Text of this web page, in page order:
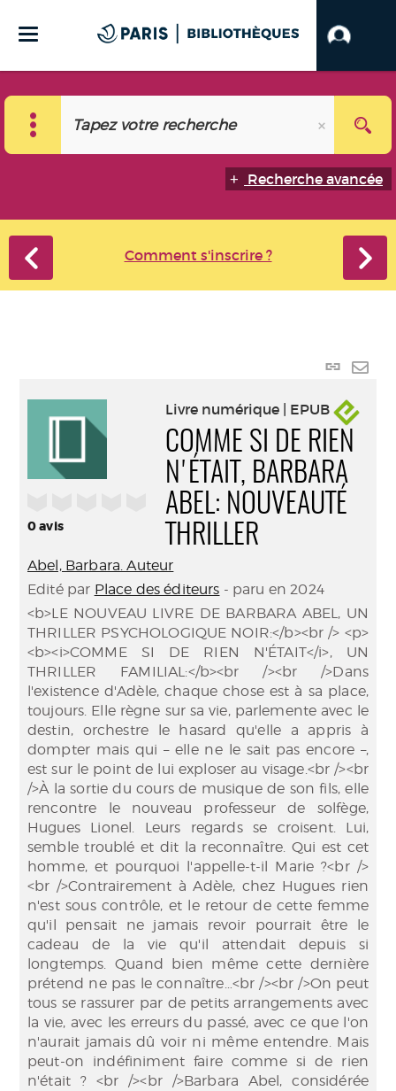
Recherche avancée
Comment s'inscrire ?
Lien
0avis
Livre numérique | EPUB
COMME SI DE RIEN
N'ÉTAIT, BARBARA
ABEL: NOUVEAUTÉ
THRILLER
Abel, Barbara. Auteur
Edité par Place des éditeurs - paru en 2024
<b>LE NOUVEAU LIVRE DE BARBARA ABEL, UN
THRILLER PSYCHOLOGIQUE NOIR:</b><br /> <p>
<b><i>COMME SI DE RIEN N'ÉTAIT</i>, UN
THRILLER FAMILIAL:</b><br /><br />Dans
l'existence d'Adèle, chaque chose est à sa place,
toujours. Elle règne sur sa vie, parlemente avec le
destin, orchestre le hasard qu'elle a appris à
dompter mais qui – elle ne le sait pas encore –,
est sur le point de lui exploser au visage.<br /><br
/>À la sortie du cours de musique de son fils, elle
rencontre le nouveau professeur de solfège,
Hugues Lionel. Leurs regards se croisent. Lui,
semble troublé et dit la reconnaître. Qui est cet
homme, et pourquoi l'appelle-t-il Marie ?<br />
<br />Contrairement à Adèle, chez Hugues rien
n'est sous contrôle, et le retour de cette femme
qu'il pensait ne jamais revoir pourrait être le
cadeau de la vie qu'il attendait depuis si
longtemps. Quand bien même cette dernière
prétend ne pas le connaître…<br /><br />On peut
tous se rassurer par de petits arrangements avec
la vie, avec les erreurs du passé, avec ce que l'on
n'aurait jamais dû voir ni même entendre. Mais
peut-on indéfiniment faire comme si de rien
n'était ? <br /><br />Barbara Abel, considérée